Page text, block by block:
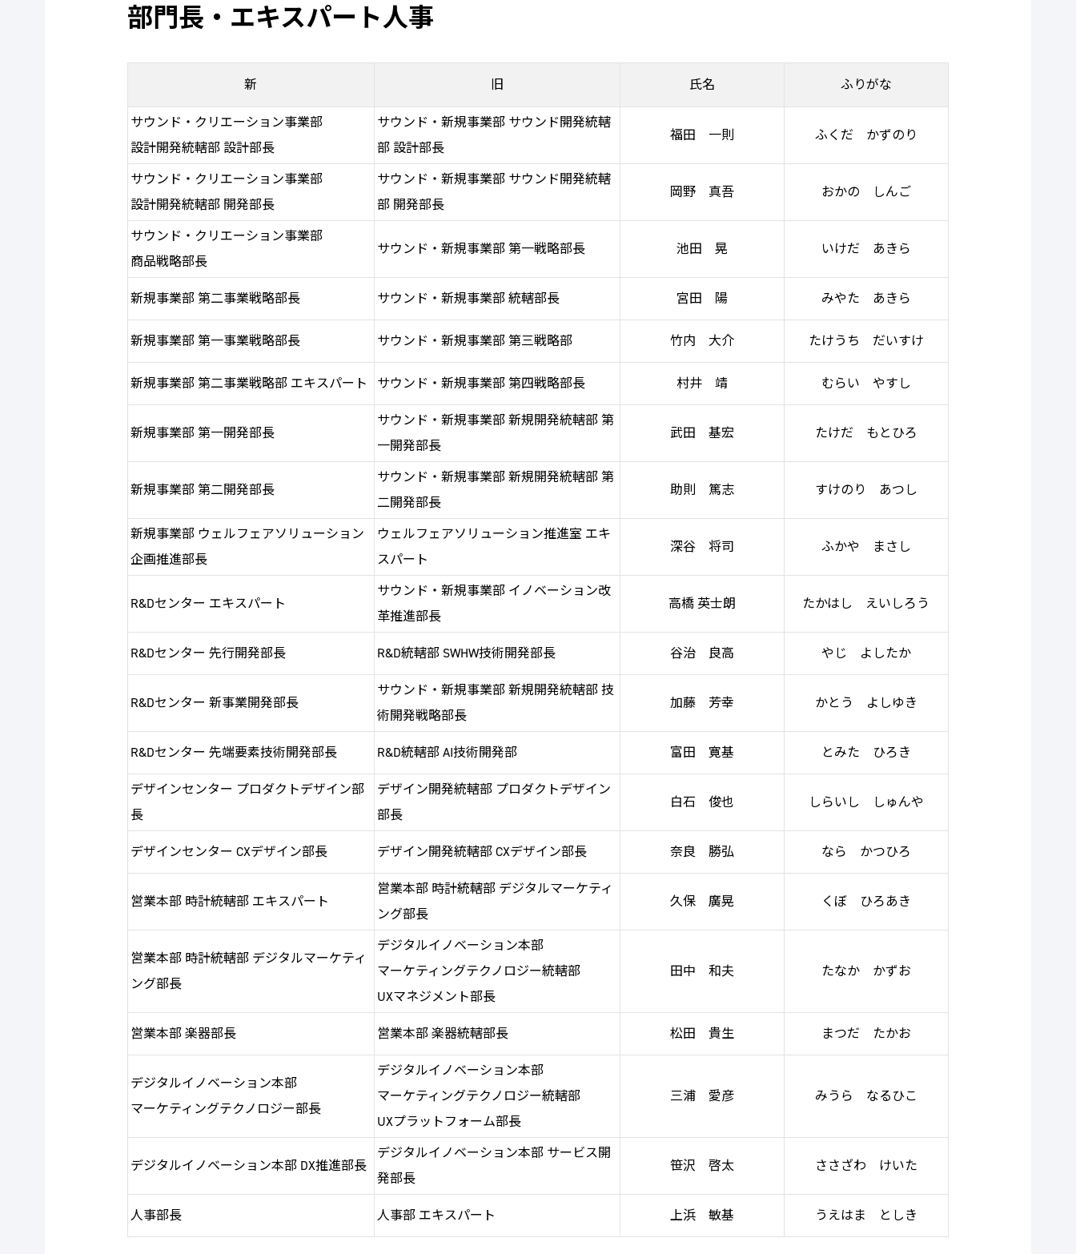
部門長・エキスパート人事
新 旧 氏名 ふりがな
サウンド・クリエーション事業部
設計開発統轄部 設計部長
サウンド・新規事業部 サウンド開発統轄
部 設計部長
福田 一則 ふくだ かずのり
サウンド・クリエーション事業部
設計開発統轄部 開発部長
サウンド・新規事業部 サウンド開発統轄
部 開発部長
岡野 真吾 おかの しんご
サウンド・クリエーション事業部
商品戦略部長
サウンド・新規事業部 第一戦略部長 池田 晃 いけだ あきら
新規事業部 第二事業戦略部長 サウンド・新規事業部 統轄部長 宮田 陽 みやた あきら
新規事業部 第一事業戦略部長 サウンド・新規事業部 第三戦略部 竹内 大介 たけうち だいすけ
新規事業部 第二事業戦略部 エキスパート サウンド・新規事業部 第四戦略部長 村井 靖 むらい やすし
新規事業部 第一開発部長
サウンド・新規事業部 新規開発統轄部 第
一開発部長
武田 基宏 たけだ もとひろ
新規事業部 第二開発部長
サウンド・新規事業部 新規開発統轄部 第
二開発部長
助則 篤志 すけのり あつし
新規事業部 ウェルフェアソリューション
企画推進部長
ウェルフェアソリューション推進室 エキ
スパート
深谷 将司 ふかや まさし
R&Dセンター エキスパート
サウンド・新規事業部 イノベーション改
革推進部長
高橋 英士朗 たかはし えいしろう
R&Dセンター 先行開発部長 R&D統轄部 SWHW技術開発部長 谷治 良高 やじ よしたか
R&Dセンター 新事業開発部長
サウンド・新規事業部 新規開発統轄部 技
術開発戦略部長
加藤 芳幸 かとう よしゆき
R&Dセンター 先端要素技術開発部長 R&D統轄部 AI技術開発部 富田 寛基 とみた ひろき
デザインセンター プロダクトデザイン部
長
デザイン開発統轄部 プロダクトデザイン
部長
白石 俊也 しらいし しゅんや
デザインセンター CXデザイン部長 デザイン開発統轄部 CXデザイン部長 奈良 勝弘 なら かつひろ
営業本部 時計統轄部 エキスパート
営業本部 時計統轄部 デジタルマーケティ
ング部長
久保 廣晃 くぼ ひろあき
営業本部 時計統轄部 デジタルマーケティ
ング部長
デジタルイノベーション本部
マーケティングテクノロジー統轄部
UXマネジメント部長
田中 和夫 たなか かずお
営業本部 楽器部長 営業本部 楽器統轄部長 松田 貴生 まつだ たかお
デジタルイノベーション本部
マーケティングテクノロジー部長
デジタルイノベーション本部
マーケティングテクノロジー統轄部
UXプラットフォーム部長
三浦 愛彦 みうら なるひこ
デジタルイノベーション本部 DX推進部長
デジタルイノベーション本部 サービス開
発部長
笹沢 啓太 ささざわ けいた
人事部長 人事部 エキスパート 上浜 敏基 うえはま としき